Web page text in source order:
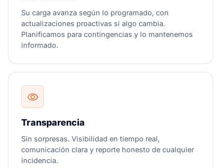
Su carga avanza según lo programado, con
actualizaciones proactivas si algo cambia.
Planificamos para contingencias y lo mantenemos
informado.
Transparencia
Sin sorpresas. Visibilidad en tiempo real,
comunicación clara y reporte honesto de cualquier
incidencia.